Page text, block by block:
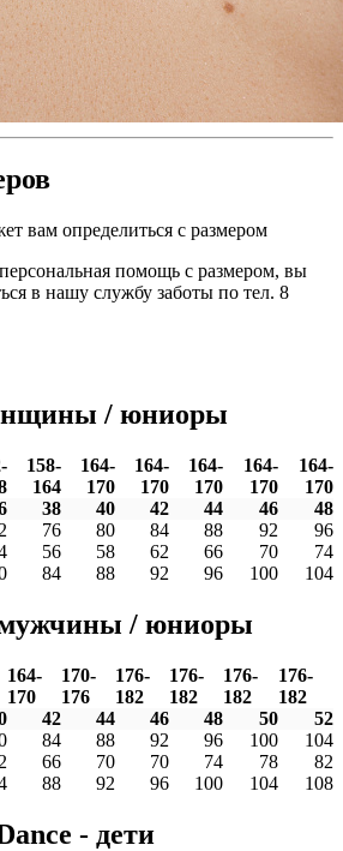
вам определиться с размером
помощь с размером, вы
в нашу службу заботы по тел. 8
/ юниоры
158-
164
164-
170
164-
170
164-
170
164-
170
164-
170
38 40 42 44 46
48
76 80 84 88 92
96
56 58 62 66 70
74
84 88 92 96 100 104
мужчины / юниоры
164-
170
170-
176
176-
182
176-
182
176-
182
176-
182
42 44 46 48 50
52
84 88 92 96 100
104
66 70 70 74 78
82
88 92 96 100 104 108
- дети